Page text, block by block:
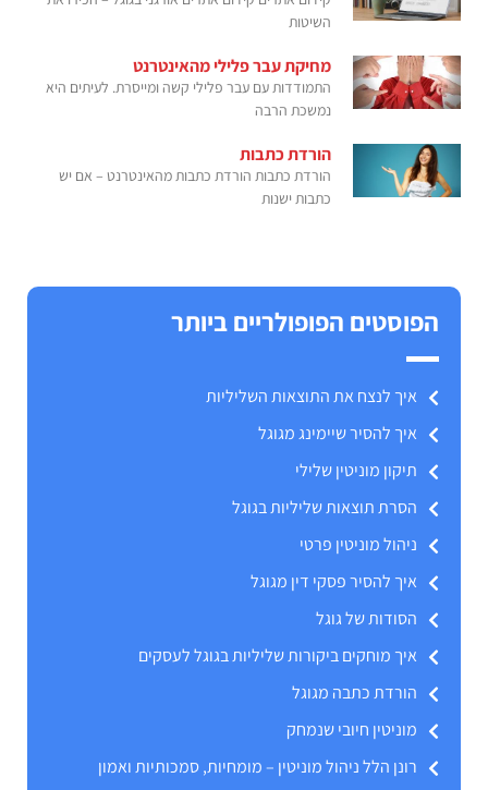
השיטות
מחיקת עבר פלילי מהאינטרנט
התמודדות עם עבר פלילי קשה ומייסרת. לעיתים היא
נמשכת הרבה
הורדת כתבות
הורדת כתבות הורדת כתבות מהאינטרנט – אם יש
כתבות ישנות
הפוסטים הפופולריים ביותר
איך לנצח את התוצאות השליליות
איך להסיר שיימינג מגוגל
תיקון מוניטין שלילי
הסרת תוצאות שליליות בגוגל
ניהול מוניטין פרטי
איך להסיר פסקי דין מגוגל
הסודות של גוגל
איך מוחקים ביקורות שליליות בגוגל לעסקים
הורדת כתבה מגוגל
מוניטין חיובי שנמחק
רונן הלל ניהול מוניטין – מומחיות, סמכותיות ואמון